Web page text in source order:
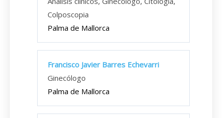
Colposcopia
Palma de Mallorca
Francisco Javier Barres Echevarri
Ginecólogo
Palma de Mallorca